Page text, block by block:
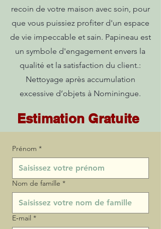
recoin de votre maison avec soin, pour
que vous puissiez profiter d'un espace
de vie impeccable et sain. Papineau est
un symbole d'engagement envers la
qualité et la satisfaction du client.:
Nettoyage après accumulation
excessive d’objets à Nominingue.
Estimation Gratuite
Prénom *
Nom de famille *
E‑mail *